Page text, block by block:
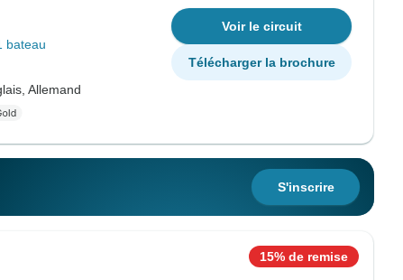
bateau
Allemand
Voir le circuit
Télécharger la brochure
S'inscrire
15% de remise